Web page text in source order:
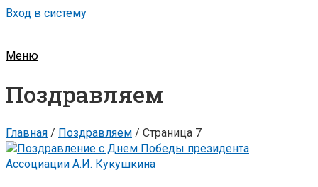
Вход в систему
Меню
Поздравляем
Главная / Поздравляем / Страница 7